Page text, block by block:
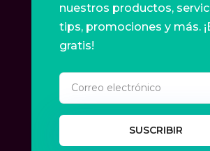
nuestros productos,
tips, promociones y más.
gratis!
SUSCRIBIR